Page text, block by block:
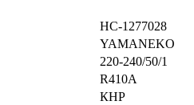
НС-1277028
YAMANEKO
220-240/50/1
R410A
КНР